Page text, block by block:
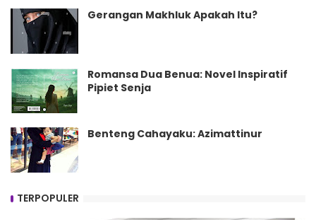
Gerangan Makhluk Apakah Itu?
Romansa Dua Benua: Novel Inspiratif
Pipiet Senja
Benteng Cahayaku: Azimattinur
TERPOPULER